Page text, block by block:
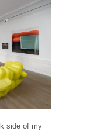
side of my